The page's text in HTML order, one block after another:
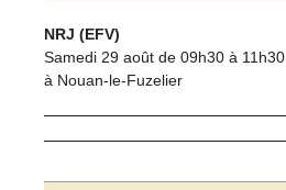
NRJ (EFV)
Samedi 29 août de 09h30 à 11h30
à Nouan-le-Fuzelier